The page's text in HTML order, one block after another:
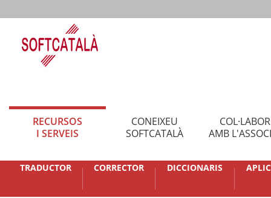
RECURSOS
I SERVEIS
CONEIXEU
SOFTCATALÀ
AMB
TRADUCTOR CORRECTOR DICCIONARIS